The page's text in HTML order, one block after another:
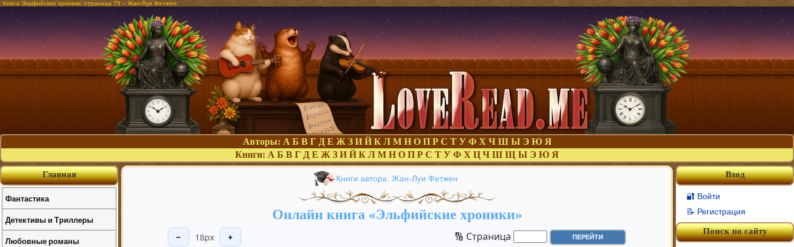
Книга Эльфийские хроники, страница 75 – Жан-Луи Фетжен
Авторы: А Б В Г Д Е Ж З И Й К Л М Н О П Р С Т У Ф Х Ч Ш Ы Э Ю Я
Книги: А Б В Г Д Е Ж З И Й К Л М Н О П Р С Т У Ф Х Ц Ч Ш Щ Ы Э Ю Я
Книги автора: Жан-Луи Фетжен
Онлайн книга «Эльфийские хроники»
− 18px + 🔢 Страница
Вход
🔐 Войти
📝 Регистрация
Поиск по сайту
Главная
Фантастика
Детективы и Триллеры
Любовные романы